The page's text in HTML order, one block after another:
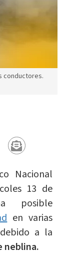
conductores.
Nacional
13 de
posible
en varias
a la
neblina.